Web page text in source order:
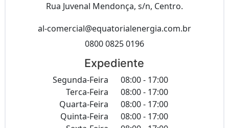
Rua Juvenal Mendonça, s/n, Centro.
al-comercial@equatorialenergia.com.br
0800 0825 0196
Expediente
Segunda-Feira
08:00 - 17:00
Terca-Feira
08:00 - 17:00
Quarta-Feira
08:00 - 17:00
Quinta-Feira
08:00 - 17:00